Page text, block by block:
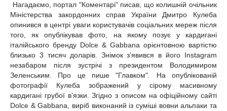
Нагадаємо, портал "Коментарі" писав, що колишній очільник
Міністерства закордонних справ України Дмитро Кулеба
опинився в центрі уваги користувачів соціальних мереж після
того, як опублікував фото, на якому позує у кардигані
італійського бренду Dolce & Gabbana орієнтовною вартістю
близько 3 тисяч доларів. Знімок з’явився в його Instagram
незабаром після зустрічі з президентом Володимиром
Зеленським. Про це пише "Главком". На опублікованій
фотографії Кулеба зображений у сірому масивному
кардигані грубої в’язки. Згідно з описом на офіційному сайті
Dolce & Gabbana, виріб виконаний із суміші вовни альпаки та